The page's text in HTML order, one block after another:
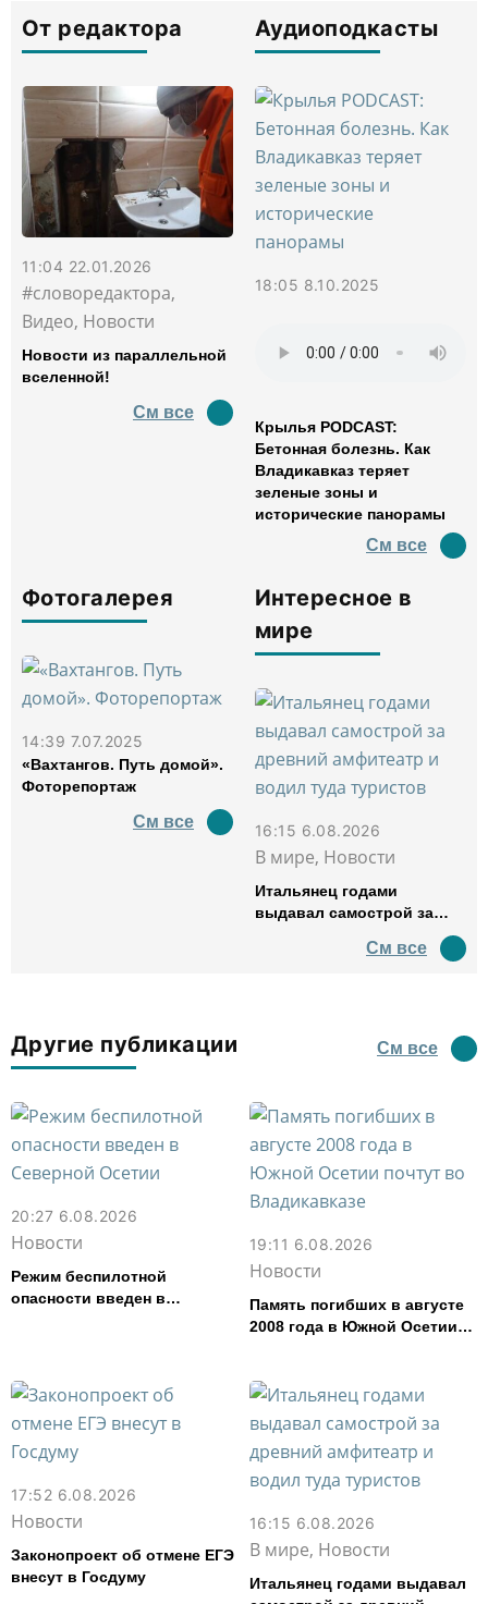
От редактора
11:04 22.01.2026
#словоредактора,
Видео, Новости
Новости из параллельной
вселенной!
См все
Аудиоподкасты
18:05 8.10.2025
Крылья PODCAST:
Бетонная болезнь. Как
Владикавказ теряет
зеленые зоны и
исторические панорамы
См все
Фотогалерея
14:39 7.07.2025
«Вахтангов. Путь домой».
Фоторепортаж
См все
Интересное в
мире
16:15 6.08.2026
В мире, Новости
Итальянец годами
выдавал самострой за
водил туда туристов
См все
Другие публикации См все
20:27 6.08.2026
Новости
Режим беспилотной
опасности введен в
19:11 6.08.2026
Новости
Память погибших в августе
2008 года в Южной Осетии
17:52 6.08.2026
Новости
Законопроект об отмене ЕГЭ
внесут в Госдуму
16:15 6.08.2026
В мире, Новости
Итальянец годами выдавал